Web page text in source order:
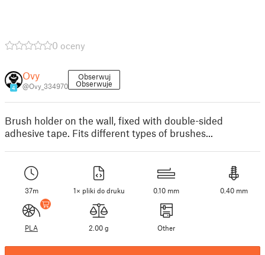
0 oceny
4
Ovy
@Ovy_334970
Obserwuj
Obserwuje
Brush holder on the wall, fixed with double-sided
adhesive tape. Fits different types of brushes...
37m 1× pliki do druku 0.10 mm 0.40 mm
PLA 2.00 g Other